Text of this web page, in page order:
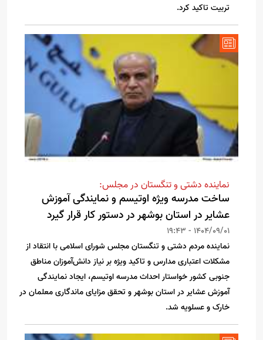
تربیت تاکید کرد.
نماینده دشتی و تنگستان در مجلس:
ساخت مدرسه ویژه اوتیسم و نمایندگی آموزش
عشایر در استان بوشهر در دستور کار قرار گیرد
1404/09/01 - 19:43
نماینده مردم دشتی و تنگستان مجلس شورای اسلامی با انتقاد از
مشکلات اعتباری مدارس و تاکید ویژه بر نیاز دانش‌آموزان مناطق
جنوبی کشور خواستار احداث مدرسه اوتیسم، ایجاد نمایندگی
آموزش عشایر در استان بوشهر و تحقق مزایای ماندگاری معلمان در
خارک و عسلویه شد.